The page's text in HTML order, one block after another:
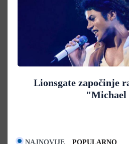
Lionsgate započinje
"Michael
NAJNOVIJE POPULARNO